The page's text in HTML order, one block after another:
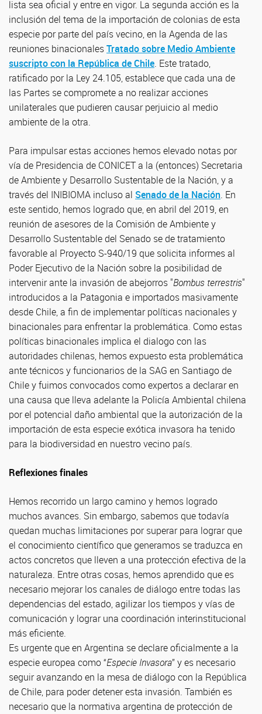
lista sea oficial y entre en vigor. La segunda acción es la
inclusión del tema de la importación de colonias de esta
especie por parte del país vecino, en la Agenda de las
reuniones binacionalesTratado sobre Medio Ambiente
suscripto con la República de Chile. Este tratado,
ratificado por la Ley 24.105, establece que cada una de
las Partes se compromete a no realizar acciones
unilaterales que pudieren causar perjuicio al medio
ambiente de la otra.
Para impulsar estas acciones hemos elevado notas por
vía de Presidencia de CONICET a la (entonces) Secretaria
de Ambiente y Desarrollo Sustentable de la Nación, y a
través del INIBIOMA incluso al Senado de la Nación. En
este sentido, hemos logrado que, en abril del 2019, en
reunión de asesores de la Comisión de Ambiente y
Desarrollo Sustentable del Senado se de tratamiento
favorable al Proyecto S-940/19 que solicita informes al
Poder Ejecutivo de la Nación sobre la posibilidad de
intervenir ante la invasión de abejorros "Bombus terrestris"
introducidos a la Patagonia e importados masivamente
desde Chile, a fin de implementar políticas nacionales y
binacionales para enfrentar la problemática. Como estas
políticas binacionales implica el dialogo con las
autoridades chilenas, hemos expuesto esta problemática
ante técnicos y funcionarios de la SAG en Santiago de
Chile y fuimos convocados como expertos a declarar en
una causa que lleva adelante la Policía Ambiental chilena
por el potencial daño ambiental que la autorización de la
importación de esta especie exótica invasora ha tenido
para la biodiversidad en nuestro vecino país.
Reflexiones finales
Hemos recorrido un largo camino y hemos logrado
muchos avances. Sin embargo, sabemos que todavía
quedan muchas limitaciones por superar para lograr que
el conocimiento científico que generamos se traduzca en
actos concretos que lleven a una protección efectiva de la
naturaleza. Entre otras cosas, hemos aprendido que es
necesario mejorar los canales de diálogo entre todas las
dependencias del estado, agilizar los tiempos y vías de
comunicación y lograr una coordinación interinstitucional
más eficiente.
Es urgente que en Argentina se declare oficialmente a la
especie europea como “Especie Invasora” y es necesario
seguir avanzando en la mesa de diálogo con la República
de Chile, para poder detener esta invasión. También es
necesario que la normativa argentina de protección de